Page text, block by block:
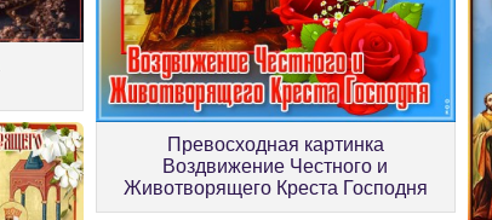
Превосходная картинка
Воздвижение Честного и
Животворящего Креста Господня